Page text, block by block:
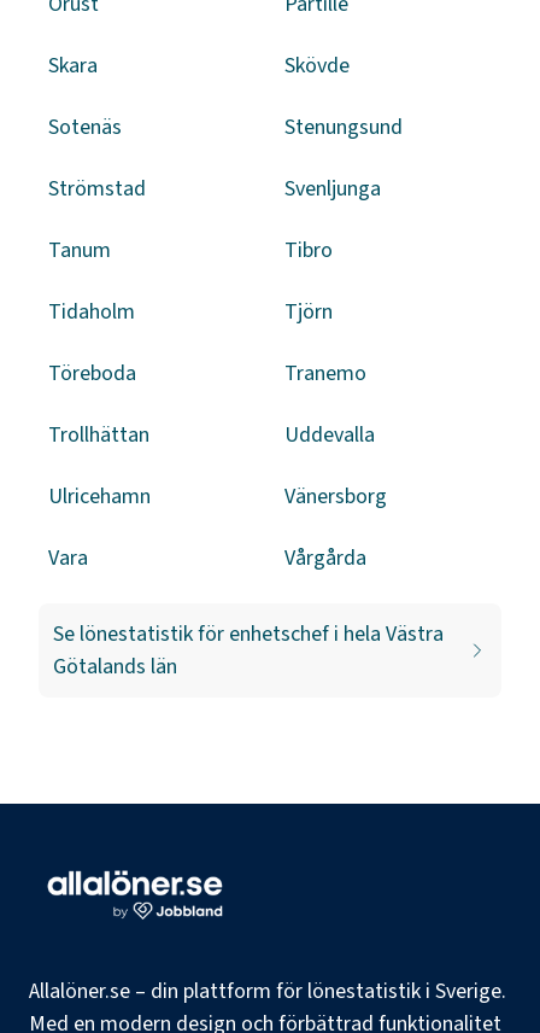
Skara Skövde
Sotenäs Stenungsund
Strömstad Svenljunga
Tanum Tibro
Tidaholm Tjörn
Töreboda Tranemo
Trollhättan Uddevalla
Ulricehamn Vänersborg
Vara Vårgårda
Se lönestatistik för enhetschef i hela Västra
Götalands län
Allalöner.se – din plattform för lönestatistik i Sverige.
Med en modern design och förbättrad funktionalitet